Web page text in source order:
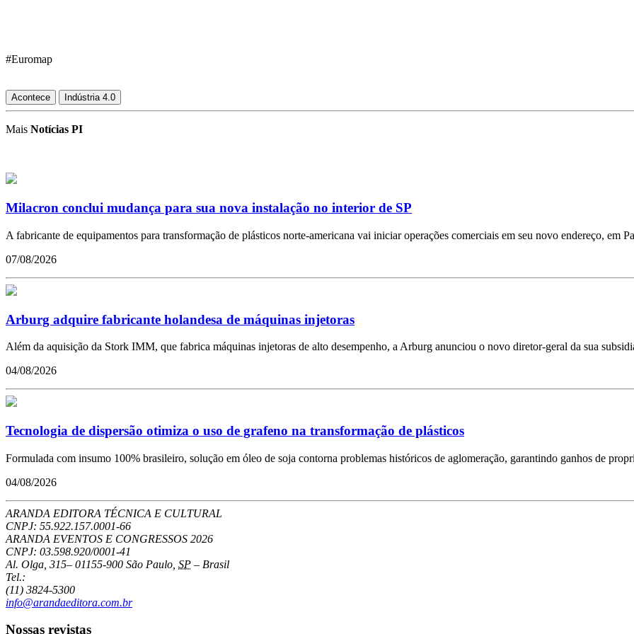
#Euromap
Acontece Indústria 4.0
Mais Notícias PI
Milacron conclui mudança para sua nova instalação no interior de SP
A fabricante de equipamentos para transformação de plásticos norte-americana vai iniciar operações comerciais em seu novo endereço, em
07/08/2026
Arburg adquire fabricante holandesa de máquinas injetoras
Além da aquisição da Stork IMM, que fabrica máquinas injetoras de alto desempenho, a Arburg anunciou o novo diretor-geral da sua
04/08/2026
Tecnologia de dispersão otimiza o uso de grafeno na transformação de plásticos
Formulada com insumo 100% brasileiro, solução em óleo de soja contorna problemas históricos de aglomeração, garantindo ganhos de
04/08/2026
ARANDA EDITORA TÉCNICA E CULTURAL
CNPJ: 55.922.157.0001-66
ARANDA EVENTOS E CONGRESSOS 2026
CNPJ: 03.598.920/0001-41
Al. Olga, 315– 01155-900 São Paulo SP – Brasil
Tel.:
(11) 3824-5300
info@arandaeditora.com.br
Nossas revistas